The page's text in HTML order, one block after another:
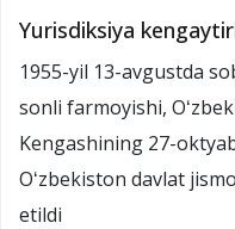
Yurisdiksiya
1955-yil 13-avgustda
sonli farmoyishi,
Kengashining 27-
Oʻzbekiston davlat
etildi